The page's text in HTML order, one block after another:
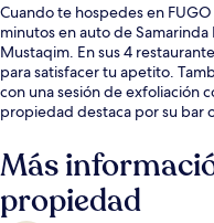
Cuando te hospedes en
minutos en auto de
Mustaqim. En sus 4
para satisfacer tu apetito.
con una sesión de exfoliación
propiedad destaca por su bar
Más
propiedad